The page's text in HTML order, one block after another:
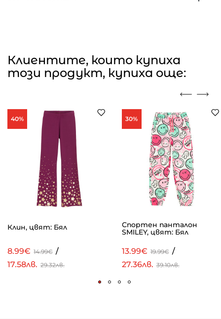
Клиентите, които купиха
този продукт, купиха още:
40%
Клин, цвят: Бял
8.99€ 14.99€ /
17.58лв. 29.32лв.
30%
Спортен панталон
SMILEY, цвят: Бял
13.99€ 19.99€ /
27.36лв. 39.10лв.